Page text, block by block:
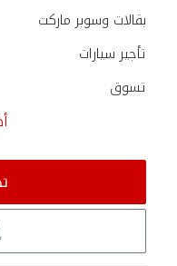
بقالات وسوبر ماركت
تأجير سيارات
تسوق